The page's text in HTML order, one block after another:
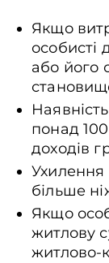
Якщо
особисті
або його
понад
доходів
Ухилення
більше
Якщо
житлову
житлово-